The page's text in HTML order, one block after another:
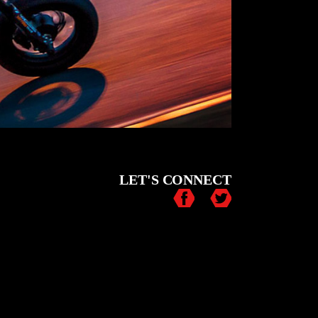
LET'S CONNECT